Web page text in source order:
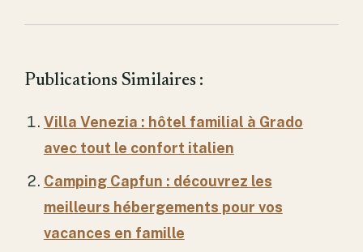
Publications Similaires :
Villa Venezia : hôtel familial à Grado
avec tout le confort italien
Camping Capfun : découvrez les
meilleurs hébergements pour vos
vacances en famille